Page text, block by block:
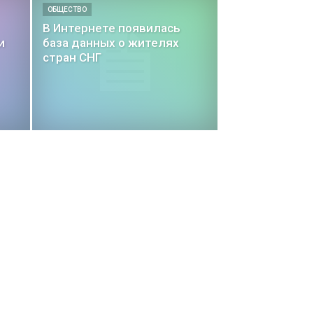
ОБЩЕСТВО
В Интернете появилась
база данных о жителях
стран СНГ